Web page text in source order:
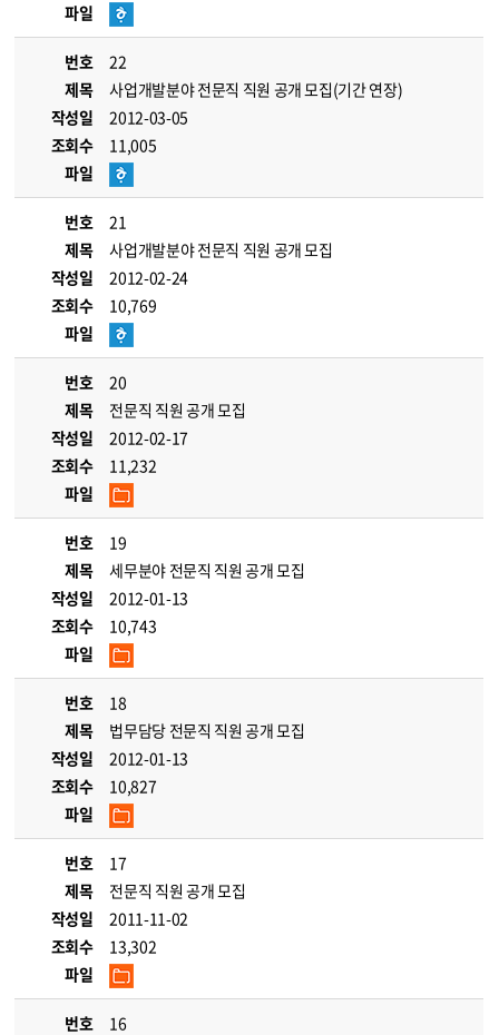
파일
번호
22
제목
사업개발분야 전문직 직원 공개 모집(기간 연장)
작성일
2012-03-05
조회수
11,005
파일
번호
21
제목
사업개발분야 전문직 직원 공개 모집
작성일
2012-02-24
조회수
10,769
파일
번호
20
제목
전문직 직원 공개 모집
작성일
2012-02-17
조회수
11,232
파일
번호
19
제목
세무분야 전문직 직원 공개 모집
작성일
2012-01-13
조회수
10,743
파일
번호
18
제목
법무담당 전문직 직원 공개 모집
작성일
2012-01-13
조회수
10,827
파일
번호
17
제목
전문직 직원 공개 모집
작성일
2011-11-02
조회수
13,302
파일
번호
16